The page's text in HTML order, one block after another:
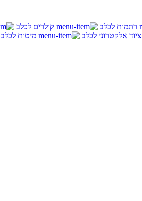
רתמות לכלב קולרים לכלב
ציוד אלקטרוני לכלב מיטות לכלב